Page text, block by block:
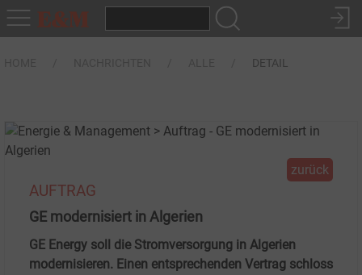
DETAIL
zurück
AUFTRAG
GE modernisiert in Algerien
GE Energy soll die Stromversorgung in Algerien
modernisieren. Einen entsprechenden Vertrag schloss